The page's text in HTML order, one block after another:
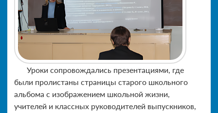
Уроки сопровождались презентациями, где
были пролистаны страницы старого школьного
альбома с изображением школьной жизни,
учителей и классных руководителей выпускников,